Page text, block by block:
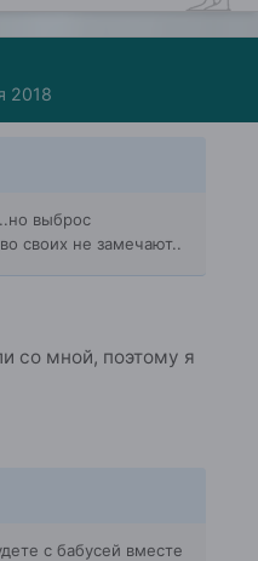
2018
выброс
своих не замечают..
со мной, поэтому я
с бабусей вместе